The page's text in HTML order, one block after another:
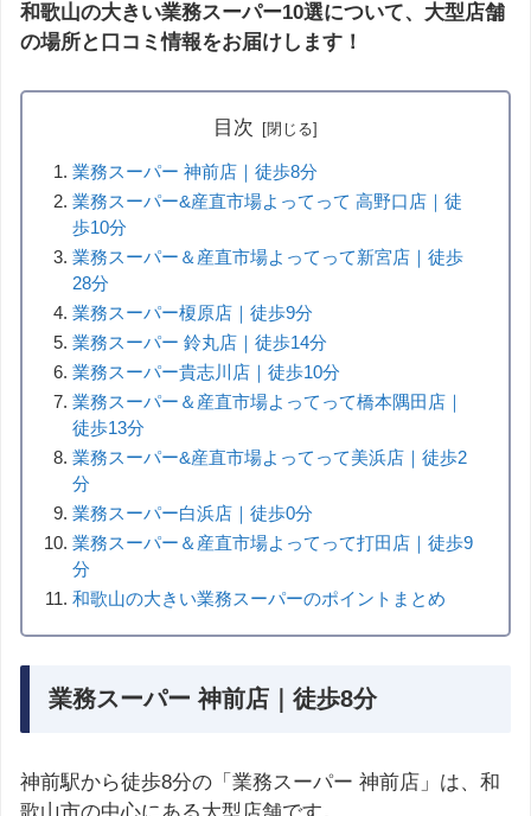
和歌山の大きい業務スーパー10選について、大型店舗
の場所と口コミ情報をお届けします！
目次
業務スーパー 神前店｜徒歩8分
業務スーパー&産直市場よってって 高野口店｜徒
歩10分
業務スーパー＆産直市場よってって新宮店｜徒歩
28分
業務スーパー榎原店｜徒歩9分
業務スーパー 鈴丸店｜徒歩14分
業務スーパー貴志川店｜徒歩10分
業務スーパー＆産直市場よってって橋本隅田店｜
徒歩13分
業務スーパー&産直市場よってって美浜店｜徒歩2
分
業務スーパー白浜店｜徒歩0分
業務スーパー＆産直市場よってって打田店｜徒歩9
分
和歌山の大きい業務スーパーのポイントまとめ
業務スーパー 神前店｜徒歩8分
神前駅から徒歩8分の「業務スーパー 神前店」は、和